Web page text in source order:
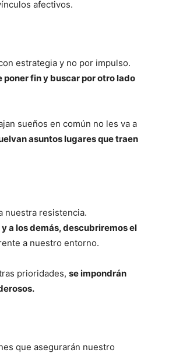
afectivos.
estrategia y no por impulso.
poner fin y buscar por otro lado
sueños en común no les va a
asuntos lugares que traen
nuestra resistencia.
a los demás, descubriremos el
a nuestro entorno.
prioridades, se impondrán
que asegurarán nuestro